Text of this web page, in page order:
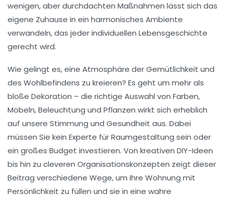
wenigen, aber durchdachten Maßnahmen lässt sich das
eigene Zuhause in ein harmonisches Ambiente
verwandeln, das jeder individuellen Lebensgeschichte
gerecht wird.
Wie gelingt es, eine Atmosphäre derGemütlichkeit und
des Wohlbefindens zu kreieren? Es geht um mehr als
bloße Dekoration – die richtige Auswahl von Farben,
Möbeln,Beleuchtung und Pflanzen wirkt sich erheblich
auf unsere Stimmung und Gesundheit aus. Dabei
müssen Sie kein Experte für Raumgestaltung sein oder
ein großes Budget investieren. Von kreativen DIY-Ideen
bis hin zu cleveren Organisationskonzepten zeigt dieser
Beitrag verschiedene Wege, um Ihre Wohnung mit
Persönlichkeit zu füllen und sie in eine wahre